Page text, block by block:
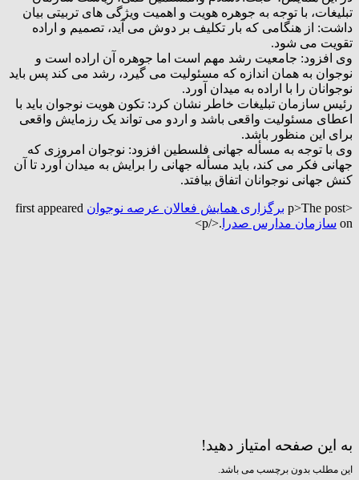
تبلیغات، با توجه به‌ جوهره هویت و اهمیت ویژگی های تربیتی بیان
داشت: از هنگامی که بار تکليف بر دوش می آید، تصمیم و اراده
تقویت می شود.
وی افزود: جامعیت رشد مهم است اما جوهره آن اراده است و
نوجوان به همان اندازه که مسئوليت می گیرد، رشد می کند پس باید
نوجوانان را با اراده به میدان آورد.
رئیس سازمان تبلیغات خاطر نشان کرد: تکون هویت نوجوان باید با
اعطای مسئوليت واقعی باشد و اردو می تواند یک رزمایش واقعی
برای این منظور باشد.
وی با توجه به‌ مسأله جهانی فلسطین افزود: نوجوان امروزی که
جهانی فکر می کند، باید مسأله جهانی را برایش به میدان آورد تا آن
کنش جهانی نوجوانان اتفاق بيافتد.
<p>The post برگزاری همايش فعالان عرصه نوجوان first appeared
on سازمان مدارس صدرا .</p>
به این صفحه امتیاز دهید!
این مطلب بدون برچسب می باشد.